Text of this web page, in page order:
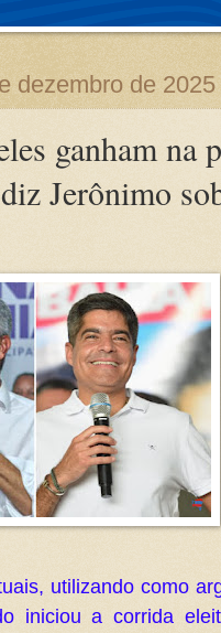
dezembro de 2025
ganham na
Jerônimo
utilizando como
iniciou a corrida